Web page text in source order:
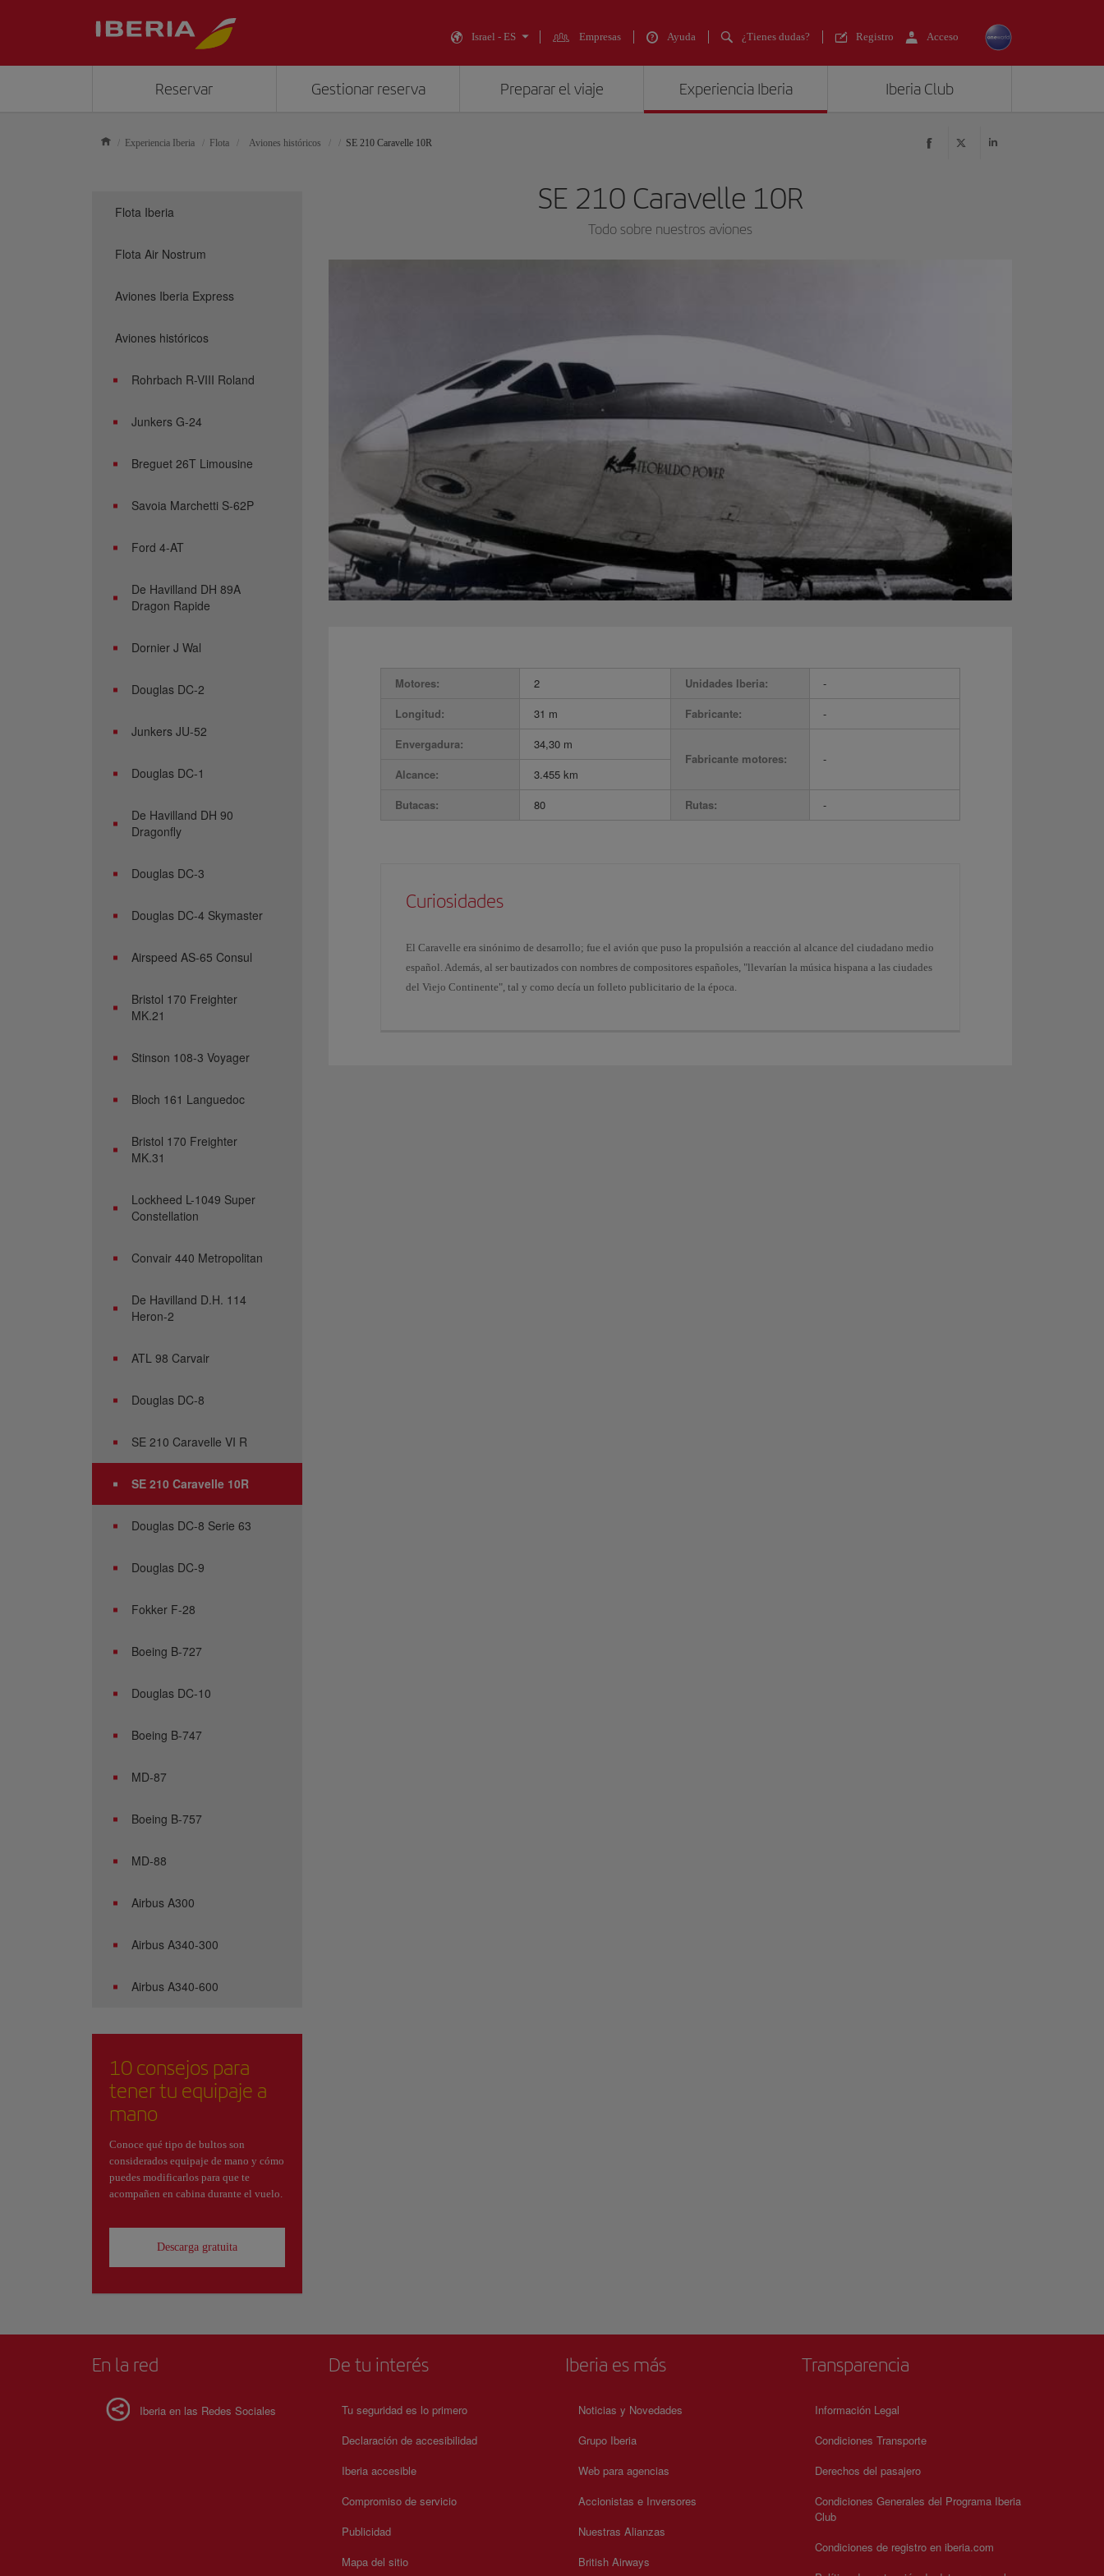
Israel - ES Empresas Ayuda ¿Tienes dudas? Registro Acceso
Reservar Gestionar reserva Preparar el viaje Experiencia Iberia Iberia Club
Experiencia Iberia Flota Aviones históricos SE 210 Caravelle 10R
SE 210 Caravelle 10R
Todo sobre nuestros aviones
Motores: 2 Unidades Iberia:
-
Longitud:
31 m Fabricante:
-
Envergadura:
34,30 m
Fabricante motores:
-
Alcance:
3.455 km
Butacas:
80 Rutas: -
Curiosidades
El Caravelle era sinónimo de desarrollo; fue el avión que puso la propulsión a reacción al alcance del ciudadano medio
español. Además, al ser bautizados con nombres de compositores españoles, "llevarían la música hispana a las ciudades
del Viejo Continente", tal y como decía un folleto publicitario de la época.
Flota Iberia
Flota Air Nostrum
Aviones Iberia Express
Aviones históricos
Rohrbach R-VIII Roland
Junkers G-24
Breguet 26T Limousine
Savoia Marchetti S-62P
Ford 4-AT
De Havilland DH 89A
Dragon Rapide
Dornier J Wal
Douglas DC-2
Junkers JU-52
Douglas DC-1
De Havilland DH 90
Dragonfly
Douglas DC-3
Douglas DC-4 Skymaster
Airspeed AS-65 Consul
Bristol 170 Freighter
MK.21
Stinson 108-3 Voyager
Bloch 161 Languedoc
Bristol 170 Freighter
MK.31
Lockheed L-1049 Super
Constellation
Convair 440 Metropolitan
De Havilland D.H. 114
Heron-2
ATL 98 Carvair
Douglas DC-8
SE 210 Caravelle VI R
SE 210 Caravelle 10R
Douglas DC-8 Serie 63
Douglas DC-9
Fokker F-28
Boeing B-727
Douglas DC-10
Boeing B-747
MD-87
Boeing B-757
MD-88
Airbus A300
Airbus A340-300
Airbus A340-600
10 consejos para
tener tu equipaje a
mano
Conoce qué tipo de bultos son
considerados equipaje de mano y cómo
puedes modificarlos para que te
acompañen en cabina durante el vuelo.
Descarga gratuita
En la red
Iberia en las Redes Sociales
De tu interés
Tu seguridad es lo primero
Declaración de accesibilidad
Iberia accesible
Compromiso de servicio
Publicidad
Mapa del sitio
Iberia es más
Noticias y Novedades
Grupo Iberia
Web para agencias
Accionistas e Inversores
Nuestras Alianzas
British Airways
Transparencia
Información Legal
Condiciones Transporte
Derechos del pasajero
Condiciones Generales del Programa Iberia
Club
Condiciones de registro en iberia.com